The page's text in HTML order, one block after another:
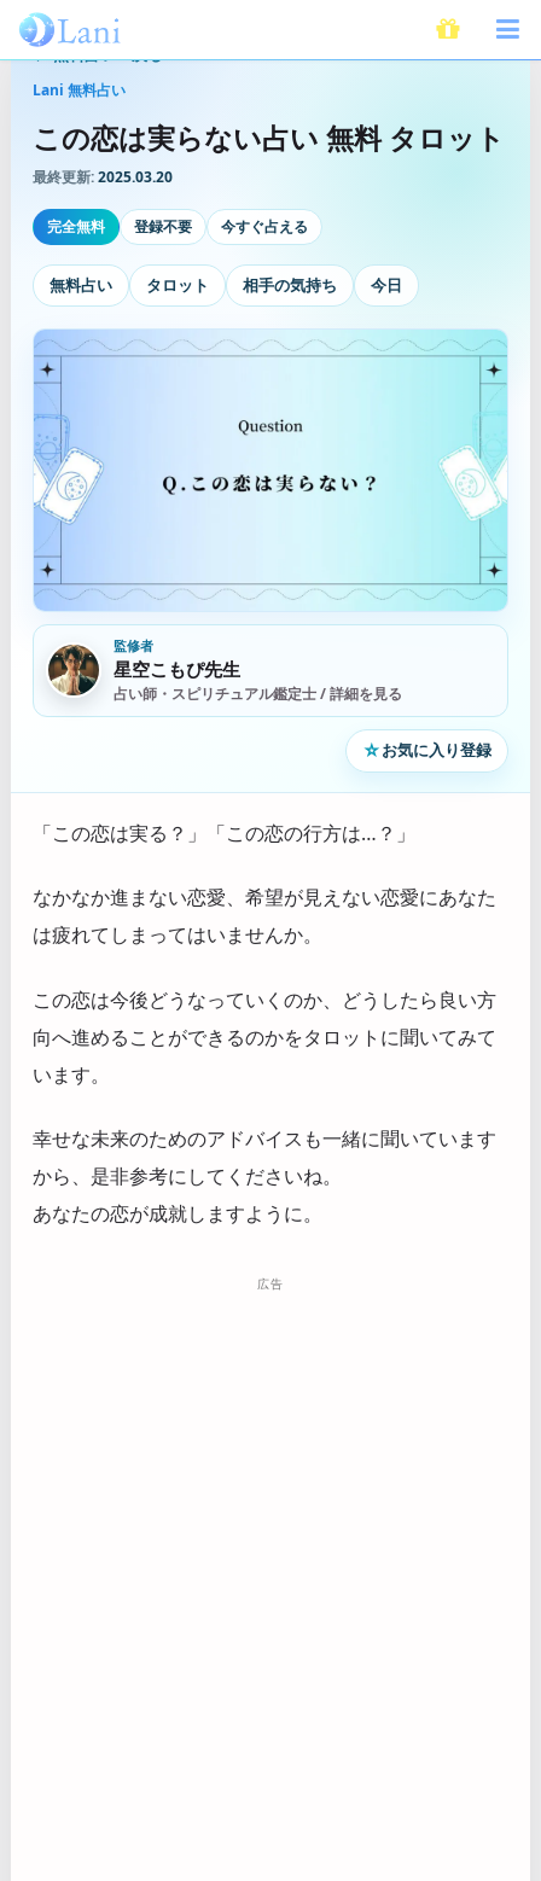
Lani 無料占い
この恋は実らない占い 無料 タロット
最終更新:2025.03.20
完全無料 登録不要 今すぐ占える
無料占い タロット 相手の気持ち 今日
監修者
星空こもぴ先生
占い師・スピリチュアル鑑定士 / 詳細を見る
☆お気に入り登録
「この恋は実る？」「この恋の行方は…？」
なかなか進まない恋愛、希望が見えない恋愛にあなた
は疲れてしまってはいませんか。
この恋は今後どうなっていくのか、どうしたら良い方
向へ進めることができるのかをタロットに聞いてみて
います。
幸せな未来のためのアドバイスも一緒に聞いています
から、是非参考にしてくださいね。
あなたの恋が成就しますように。
広告